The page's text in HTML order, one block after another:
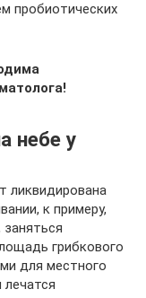
пробиотических
небе у
ликвидирована
к примеру,
грибкового
для местного